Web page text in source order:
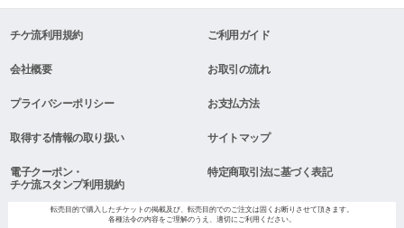
チケ流利用規約 ご利用ガイド
会社概要 お取引の流れ
プライバシーポリシー お支払方法
取得する情報の取り扱い サイトマップ
電子クーポン・
チケ流スタンプ利用規約
特定商取引法に基づく表記
転売目的で購入したチケットの掲載及び、転売目的でのご注文は固くお断りさせて頂きます。
各種法令の内容をご理解のうえ、適切にご利用ください。